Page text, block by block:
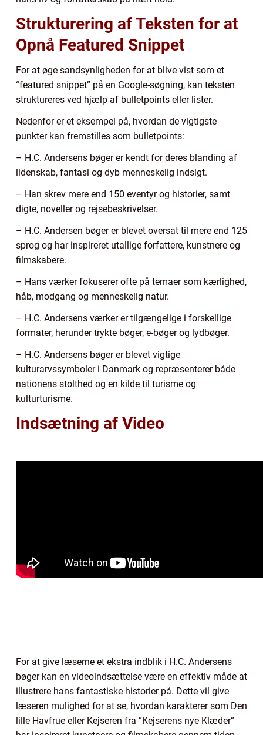
Strukturering af Teksten for at
Opnå Featured Snippet
For at øge sandsynligheden for at blive vist som et
“featured snippet” på en Google-søgning, kan teksten
struktureres ved hjælp af bulletpoints eller lister.
Nedenfor er et eksempel på, hvordan de vigtigste
punkter kan fremstilles som bulletpoints:
– H.C. Andersens bøger er kendt for deres blanding af
lidenskab, fantasi og dyb menneskelig indsigt.
– Han skrev mere end 150 eventyr og historier, samt
digte, noveller og rejsebeskrivelser.
– H.C. Andersen bøger er blevet oversat til mere end 125
sprog og har inspireret utallige forfattere, kunstnere og
filmskabere.
– Hans værker fokuserer ofte på temaer som kærlighed,
håb, modgang og menneskelig natur.
– H.C. Andersens værker er tilgængelige i forskellige
formater, herunder trykte bøger, e-bøger og lydbøger.
– H.C. Andersens bøger er blevet vigtige
kulturarvssymboler i Danmark og repræsenterer både
nationens stolthed og en kilde til turisme og
kulturturisme.
Indsætning af Video
For at give læserne et ekstra indblik i H.C. Andersens
bøger kan en videoindsættelse være en effektiv måde at
illustrere hans fantastiske historier på. Dette vil give
læseren mulighed for at se, hvordan karakterer som Den
lille Havfrue eller Kejseren fra “Kejserens nye Klæder”